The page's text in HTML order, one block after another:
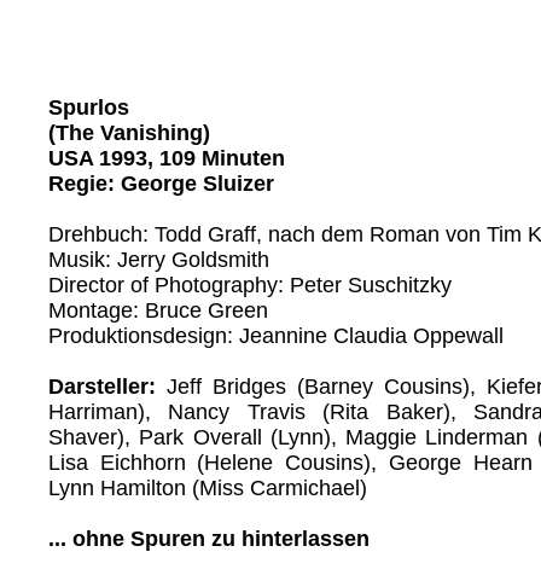
Spurlos
(The Vanishing)
USA 1993, 109 Minuten
Regie: George Sluizer
Drehbuch: Todd Graff, nach dem Roman von Tim
Musik: Jerry Goldsmith
Director of Photography: Peter Suschitzky
Montage: Bruce Green
Produktionsdesign: Jeannine Claudia Oppewall
Darsteller: Jeff Bridges (Barney Cousins),
Harriman), Nancy Travis (Rita Baker),
Shaver), Park Overall (Lynn), Maggie Linderman
Lisa Eichhorn (Helene Cousins), George
Lynn Hamilton (Miss Carmichael)
... ohne Spuren zu hinterlassen